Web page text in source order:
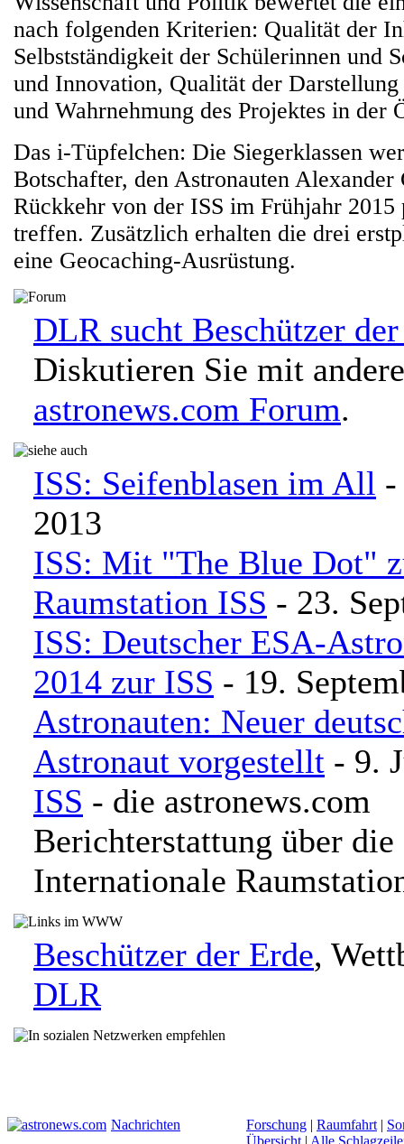
nach folgenden Kriterien: Qualität der
Selbstständigkeit der Schülerinnen und
und Innovation, Qualität der
und Wahrnehmung des Projektes in der
Das i-Tüpfelchen: Die Siegerklassen
Botschafter, den Astronauten Alexander
Rückkehr von der ISS im Frühjahr
treffen. Zusätzlich erhalten die drei
eine Geocaching-Ausrüstung.
DLR sucht Beschützer
Diskutieren Sie mit
astronews.com Forum.
ISS: Seifenblasen im All -
2013
ISS: Mit "The Blue Dot"
Raumstation ISS - 23.
ISS: Deutscher ESA-
2014 zur ISS - 19.
Astronauten: Neuer
Astronaut vorgestellt - 9.
ISS - die astronews.com
Berichterstattung über die
Internationale
Beschützer der Erde,
DLR
Nachrichten Forschung | Raumfahrt |
Übersicht | Alle